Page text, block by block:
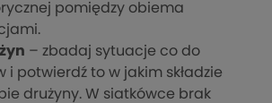
pomiędzy obiema
– zbadaj sytuacje co do
i potwierdź to w jakim składzie
drużyny. W siatkówce brak